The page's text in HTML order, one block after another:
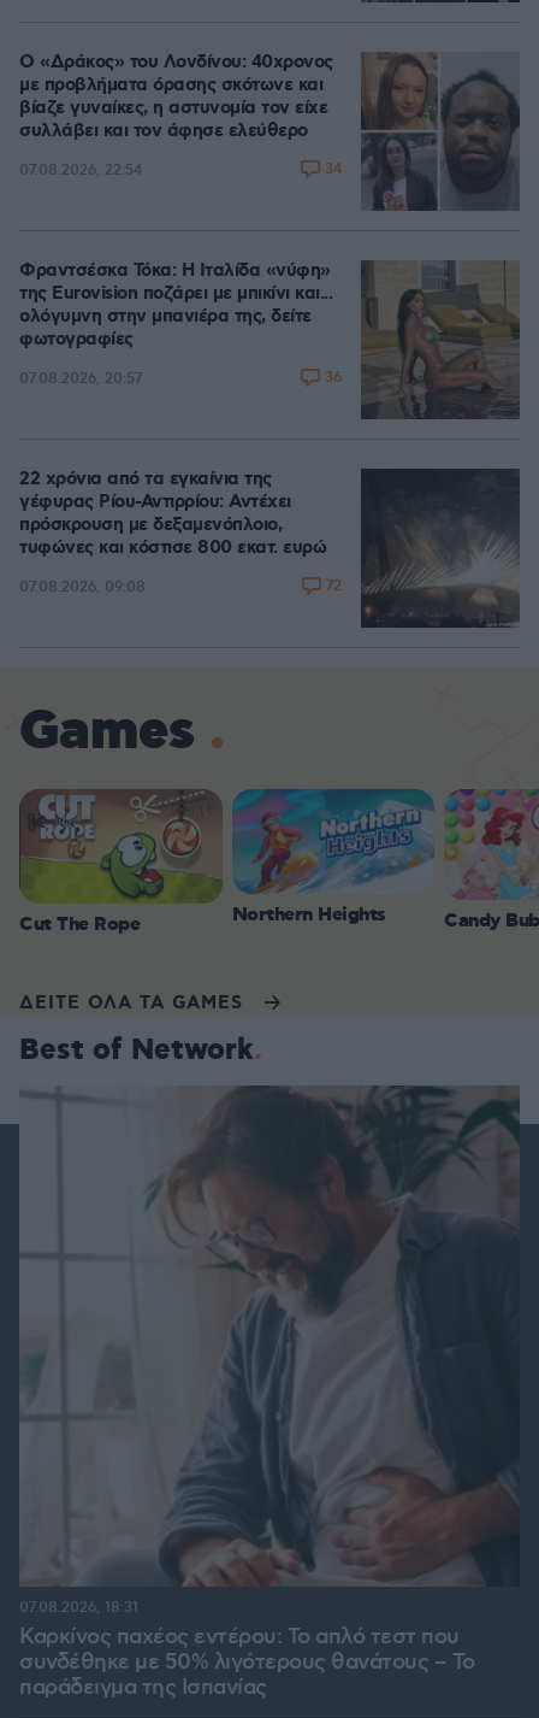
Ο «Δράκος» του Λονδίνου: 40χρονος
με προβλήματα όρασης σκότωνε και
βίαζε γυναίκες, η αστυνομία τον είχε
συλλάβει και τον άφησε ελεύθερο
07.08.2026, 22:54 34
Φραντσέσκα Τόκα: Η Ιταλίδα «νύφη»
της Eurovision ποζάρει με μπικίνι και...
ολόγυμνη στην μπανιέρα της, δείτε
φωτογραφίες
07.08.2026, 20:57 36
22 χρόνια από τα εγκαίνια της
γέφυρας Ρίου-Αντιρρίου: Αντέχει
πρόσκρουση με δεξαμενόπλοιο,
τυφώνες και κόστισε 800 εκατ. ευρώ
07.08.2026, 09:08 72
Games
Cut The Rope Northern Heights Candy
ΔΕΙΤΕ ΟΛΑ ΤΑ GAMES
Best of Network
Καρκίνος παχέος εντέρου: Το απλό τεστ που
συνδέθηκε με 50% λιγότερους θανάτους – Το
παράδειγμα της Ισπανίας
07.08.2026, 18:31